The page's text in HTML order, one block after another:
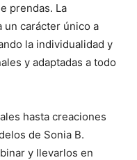
prendas. La
un carácter único a
la individualidad y
y adaptadas a todo
hasta creaciones
de Sonia B.
y llevarlos en